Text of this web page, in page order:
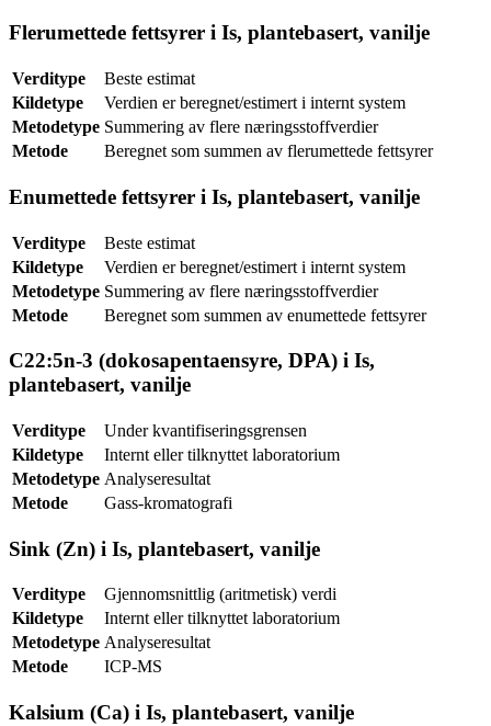
Flerumettede fettsyrer i Is, plantebasert, vanilje
Verditype
Beste estimat
Kildetype
Verdien er beregnet/estimert i internt system
Metodetype Summering av flere næringsstoffverdier
Metode
Beregnet som summen av flerumettede fettsyrer
Enumettede fettsyrer i Is, plantebasert, vanilje
Verditype
Beste estimat
Kildetype
Verdien er beregnet/estimert i internt system
Metodetype Summering av flere næringsstoffverdier
Metode
Beregnet som summen av enumettede fettsyrer
C22:5n-3 (dokosapentaensyre, DPA) i Is,
plantebasert, vanilje
Verditype
Under kvantifiseringsgrensen
Kildetype
Internt eller tilknyttet laboratorium
Metodetype Analyseresultat
Metode
Gass-kromatografi
Sink (Zn) i Is, plantebasert, vanilje
Verditype
Gjennomsnittlig (aritmetisk) verdi
Kildetype
Internt eller tilknyttet laboratorium
Metodetype Analyseresultat
Metode
ICP-MS
Kalsium (Ca) i Is, plantebasert, vanilje